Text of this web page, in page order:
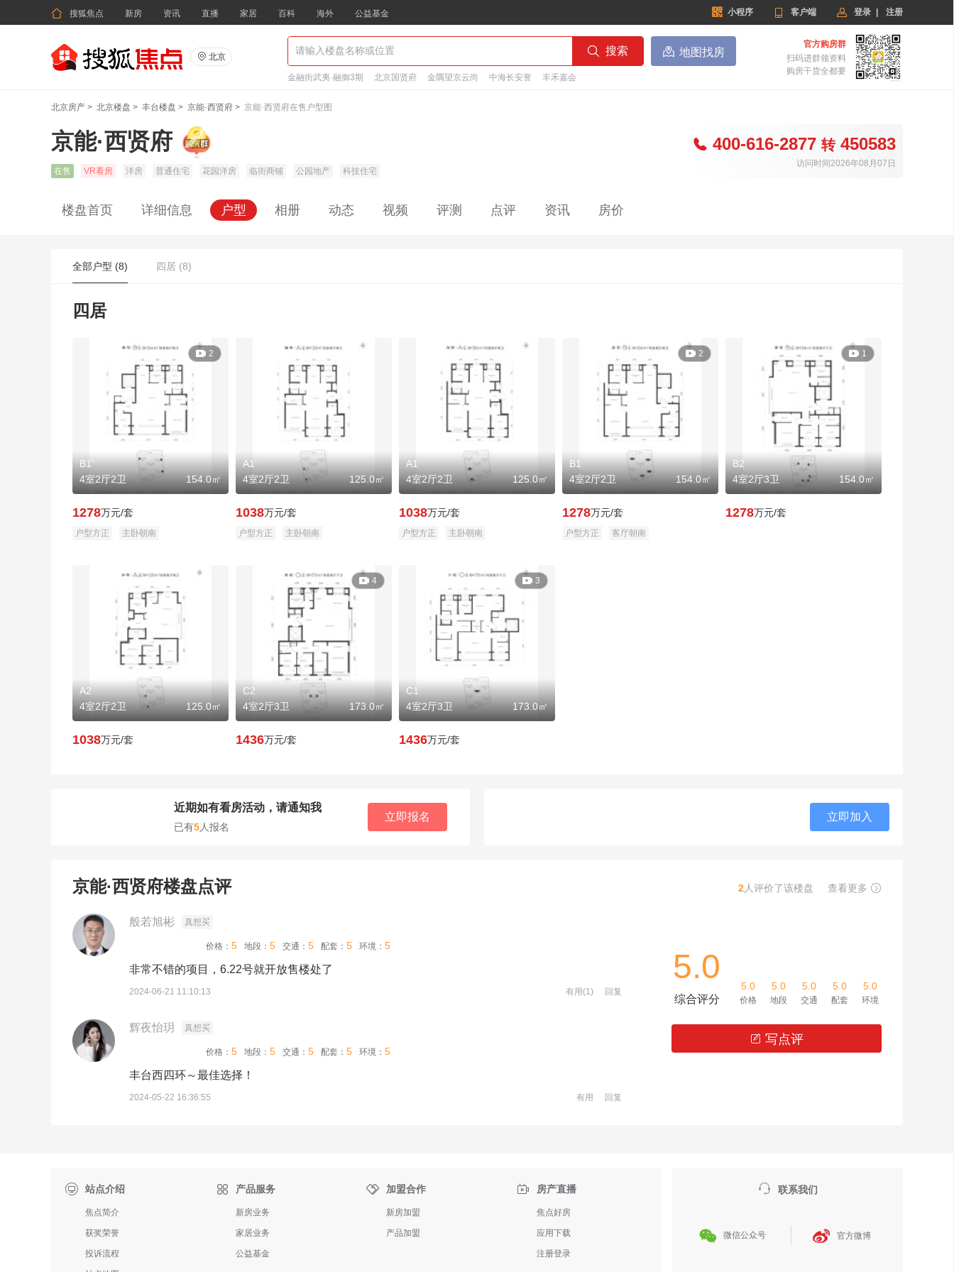
 搜狐焦点 新房 资讯 直播 家居 百科 海外 公益基金  小程序  客户端  登录 注册
 北京  搜索  地图找房
金融街武夷·融御3期 北京国贤府 金隅望京云尚 中海长安誉 丰禾嘉会
官方购房群
扫码进群领资料
购房干货全都要
北京房产 > 北京楼盘 > 丰台楼盘 > 京能·西贤府 > 京能·西贤府在售户型图
京能·西贤府
在售 VR看房 洋房 普通住宅 花园洋房 临街商铺 公园地产 科技住宅
 400-616-2877 转450583
访问时间2026年08月07日
楼盘首页 详细信息 户型 相册 动态 视频 评测 点评 资讯 房价
全部户型 (8) 四居 (8)
四居
 2
B1'
4室2厅2卫
154.0㎡
1278万元/套
户型方正 主卧朝南
A1’
4室2厅2卫
125.0㎡
1038万元/套
户型方正 主卧朝南
A1
4室2厅2卫
125.0㎡
1038万元/套
户型方正 主卧朝南
 2
B1
4室2厅2卫
154.0㎡
1278万元/套
户型方正 客厅朝南
 1
B2
4室2厅3卫
154.0㎡
1278万元/套
A2
4室2厅2卫
125.0㎡
1038万元/套
 4
C2
4室2厅3卫
173.0㎡
1436万元/套
 3
C1
4室2厅3卫
173.0㎡
1436万元/套
近期如有看房活动，请通知我
已有5人报名
立即报名 立即加入
京能·西贤府楼盘点评 2人评价了该楼盘 查看更多 
般若旭彬 真想买
价格： 5 地段： 5 交通： 5 配套： 5 环境： 5
非常不错的项目，6.22号就开放售楼处了
2024-06-21 11:10:13 有用(1) 回复
辉夜怡玥 真想买
价格： 5 地段： 5 交通： 5 配套： 5 环境： 5
丰台西四环～最佳选择！
2024-05-22 16:36:55 有用 回复
5.0
综合评分
5.0
价格
5.0
地段
5.0
交通
5.0
配套
5.0
环境
 写点评
站点介绍
焦点简介
获奖荣誉
投诉流程
 产品服务
新房业务
家居业务
公益基金
 加盟合作
新房加盟
产品加盟
 房产直播
焦点好房
应用下载
注册登录
 联系我们
 微信公众号  官方微博